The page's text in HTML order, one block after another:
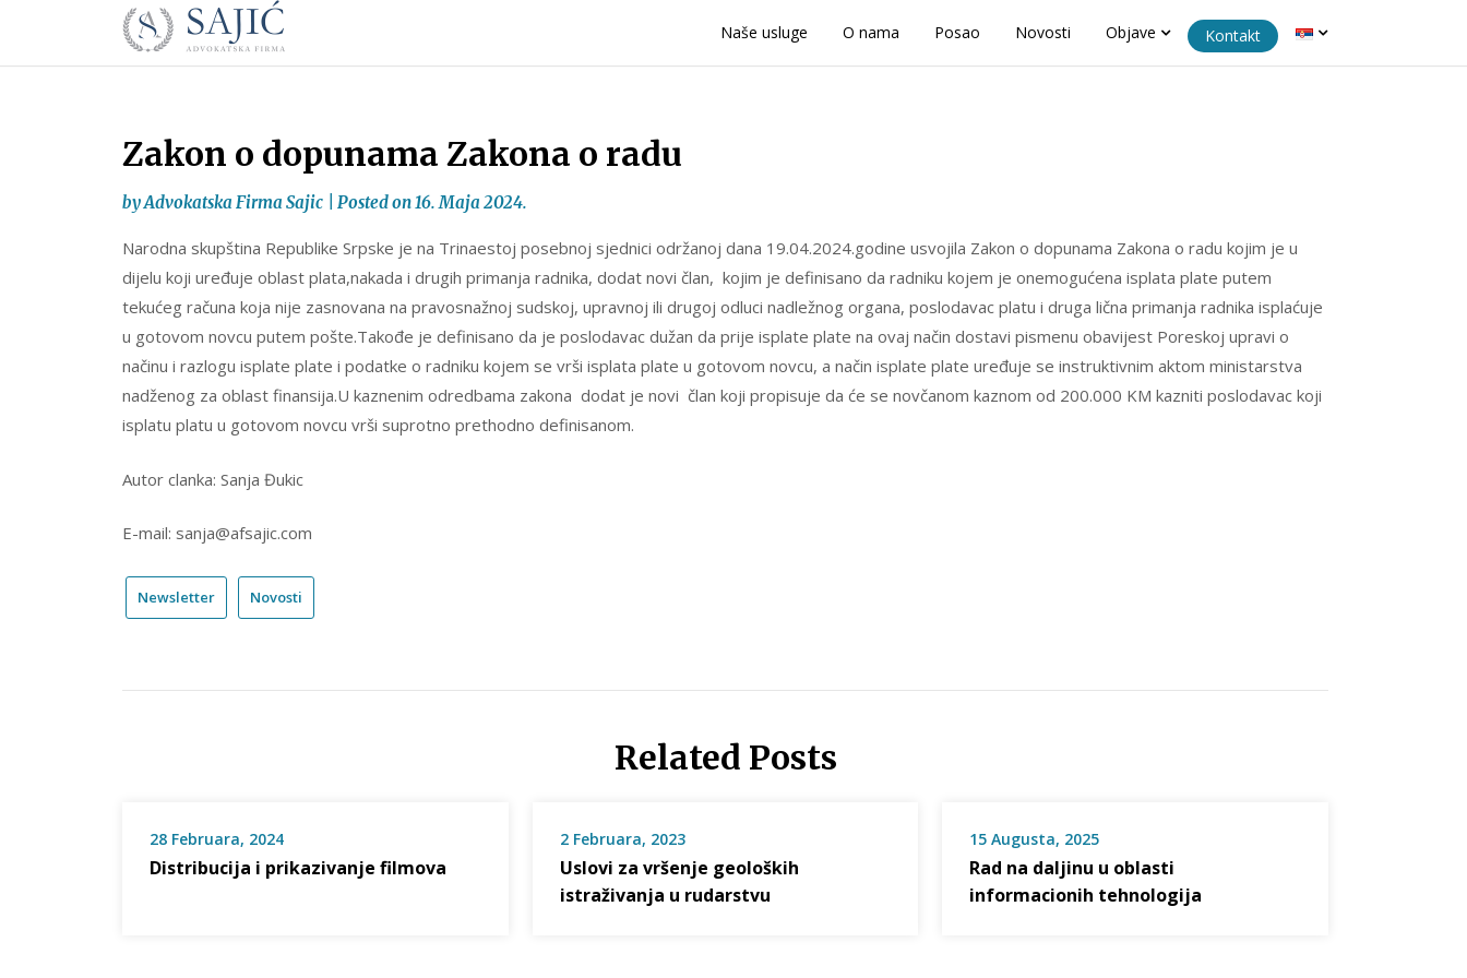
content
Advokatska
Sajić
|
Banja
Luka
Naše usluge O nama Posao Novosti Objave Kontakt
Zakon o dopunama Zakona o radu
byAdvokatska Firma Sajic Posted on16. Maja 2024.
Narodna skupština Republike Srpske je na Trinaestoj posebnoj sjednici održanoj dana 19.04.2024.godine usvojila Zakon o dopunama Zakona o radu kojim je u
dijelu koji uređuje oblast plata,nakada i drugih primanja radnika, dodat novi član, kojim je definisano da radniku kojem je onemogućena isplata plate putem
tekućeg računa koja nije zasnovana na pravosnažnoj sudskoj, upravnoj ili drugoj odluci nadležnog organa, poslodavac platu i druga lična primanja radnika isplaćuje
u gotovom novcu putem pošte.Takođe je definisano da je poslodavac dužan da prije isplate plate na ovaj način dostavi pismenu obavijest Poreskoj upravi o
načinu i razlogu isplate plate i podatke o radniku kojem se vrši isplata plate u gotovom novcu, a način isplate plate uređuje se instruktivnim aktom ministarstva
nadženog za oblast finansija.U kaznenim odredbama zakona dodat je novi član koji propisuje da će se novčanom kaznom od 200.000 KM kazniti poslodavac koji
isplatu platu u gotovom novcu vrši suprotno prethodno definisanom.
Autor clanka: Sanja Đukic
E-mail: sanja@afsajic.com
Newsletter Novosti
Related Posts
28 Februara, 2024
Distribucija i prikazivanje filmova
2 Februara, 2023
Uslovi za vršenje geoloških
istraživanja u rudarstvu
15 Augusta, 2025
Rad na daljinu u oblasti
informacionih tehnologija